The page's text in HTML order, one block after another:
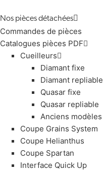
Nos pièces détachées
Commandes de pièces
Catalogues pièces PDF
Cueilleurs
Diamant fixe
Diamant repliable
Quasar fixe
Quasar repliable
Anciens modèles
Coupe Grains System
Coupe Helianthus
Coupe Spartan
Interface Quick Up